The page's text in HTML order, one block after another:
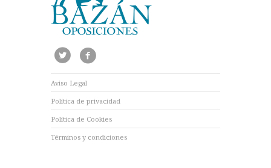
Aviso Legal
Política de privacidad
Política de Cookies
Términos y condiciones